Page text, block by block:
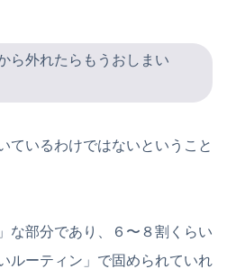
ら外れたらもうおしまい
ているわけではないということ
」な部分であり、６〜８割くらい
ルーティン」で固められていれ